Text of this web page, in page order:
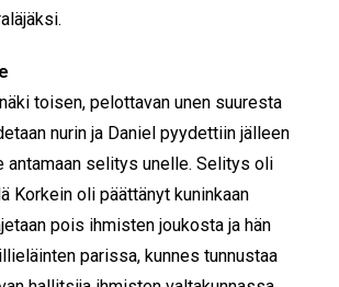
toisen, pelottavan unen suuresta
nurin ja Daniel pyydettiin jälleen
antamaan selitys unelle. Selitys oli
Korkein oli päättänyt kuninkaan
pois ihmisten joukosta ja hän
parissa, kunnes tunnustaa